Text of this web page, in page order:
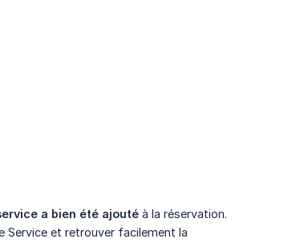
a bien été ajouté à la réservation.
et retrouver facilement la